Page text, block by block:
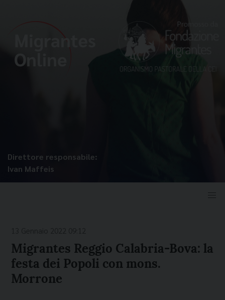
Direttore responsabile:
Ivan Maffeis
Migrantes Reggio Calabria-Bova: la
festa dei Popoli con mons.
Morrone